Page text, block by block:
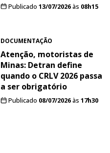
Publicado 13/07/2026às 08h15
DOCUMENTAÇÃO
Atenção, motoristas de
Minas: Detran define
quando o CRLV 2026 passa
a ser obrigatório
Publicado 08/07/2026às 17h30